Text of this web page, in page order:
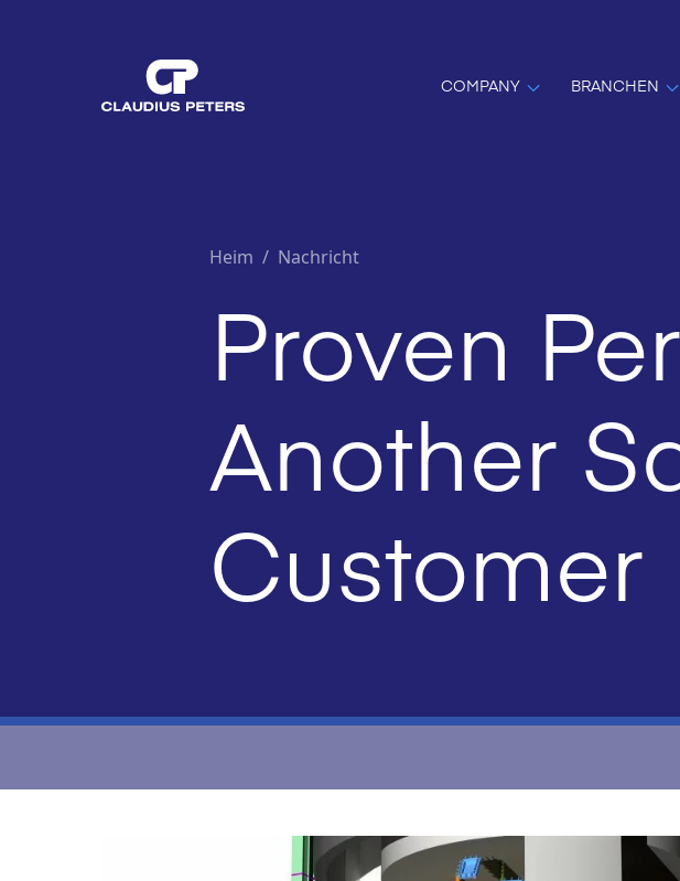
COMPANY BRANCHEN
Heim / Nachricht
Proven
Another
Customer